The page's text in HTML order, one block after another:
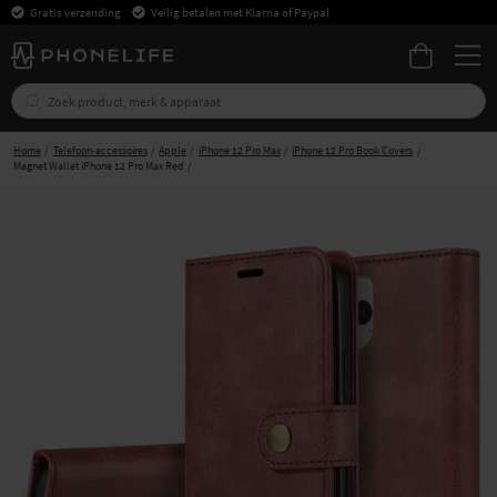
Gratis verzending Veilig betalen met Klarna of Paypal
Home Telefoon-accessoires Apple iPhone 12 Pro Max
iPhone 12 Pro Book Covers
Magnet Wallet iPhone 12 Pro Max Red